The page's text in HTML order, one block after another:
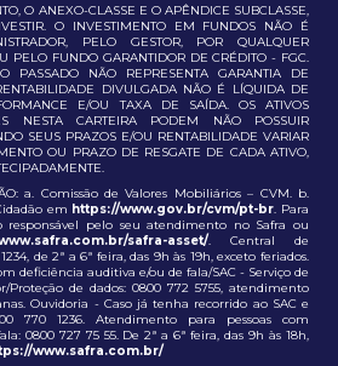
O ANEXO-CLASSE E O APÊNDICE SUBCLASSE,
O INVESTIMENTO EM FUNDOS NÃO É
PELO GESTOR, POR QUALQUER
PELO FUNDO GARANTIDOR DE CRÉDITO - FGC.
PASSADO NÃO REPRESENTA GARANTIA DE
DIVULGADA NÃO É LÍQUIDA DE
E/OU TAXA DE SAÍDA. OS ATIVOS
NESTA CARTEIRA PODEM NÃO POSSUIR
SEUS PRAZOS E/OU RENTABILIDADE VARIAR
OU PRAZO DE RESGATE DE CADA ATIVO,
a. Comissão de Valores Mobiliários – CVM. b.
em https://www.gov.br/cvm/pt-br. Para
responsável pelo seu atendimento no Safra ou
safra-asset/. Central de
de 2ª a 6ª feira, das 9h às 19h, exceto feriados.
deficiência auditiva e/ou de fala/SAC - Serviço de
de dados: 0800 772 5755, atendimento
Ouvidoria - Caso já tenha recorrido ao SAC e
770 1236. Atendimento para pessoas com
0800 727 75 55. De 2ª a 6ª feira, das 9h às 18h,
www.safra.com.br/